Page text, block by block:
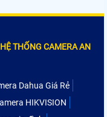
THỐNG CAMERA AN
Dahua Giá Rẻ
HIKVISION